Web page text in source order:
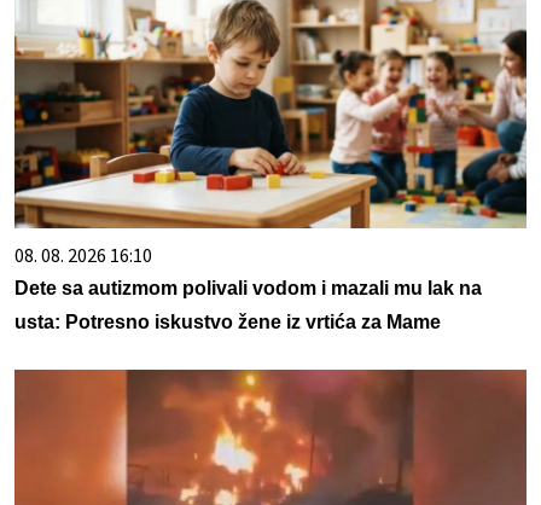
08. 08. 2026 16:10
Dete sa autizmom polivali vodom i mazali mu lak na
usta: Potresno iskustvo žene iz vrtića za Mame